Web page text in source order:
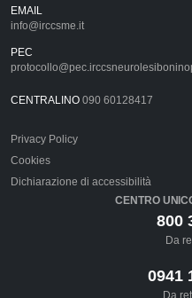
EMAIL
info@irccsme.it
PEC
CENTRALINO 090 60128417
Privacy Policy
Cookies
Dichiarazione di accessibilità
CENTRO
800
Da
0941
Da